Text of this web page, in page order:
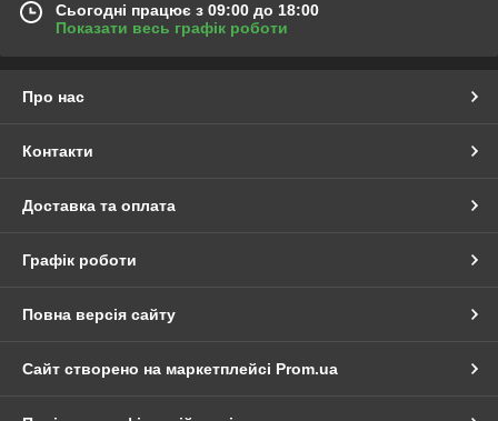
Сьогодні працює з 09:00 до 18:00
Показати весь графік роботи
Про нас
Контакти
Доставка та оплата
Графік роботи
Повна версія сайту
Сайт створено на маркетплейсі Prom.ua